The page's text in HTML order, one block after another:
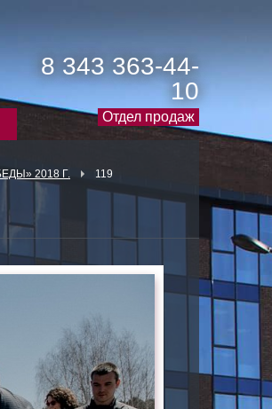
8 343 363-44-
10
Отдел продаж
2018 Г. 119